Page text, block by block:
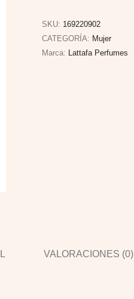
SKU: 169220902
CATEGORÍA: Mujer
Marca:
Lattafa Perfumes
VALORACIONES (0)